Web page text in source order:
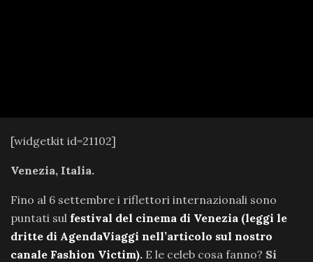
[widgetkit id=21102]
Venezia, Italia.
Fino al 6 settembre i riflettori internazionali sono
puntati sul festival del cinema di Venezia (leggi le
dritte di AgendaViaggi nell’articolo sul nostro
canale Fashion Victim). E le celeb cosa fanno? Si